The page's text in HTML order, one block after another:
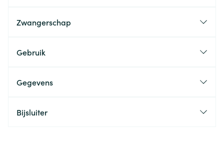
Zwangerschap
Gebruik
Gegevens
Bijsluiter